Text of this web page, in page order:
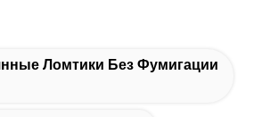
Ломтики Без Фумигации